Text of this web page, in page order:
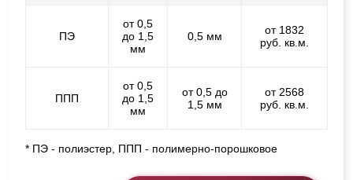
ПЭ
от 0,5
до 1,5
мм
0,5 мм
от 1832
руб. кв.м.
ППП
от 0,5
до 1,5
мм
от 0,5 до
1,5 мм
от 2568
руб. кв.м.
* ПЭ - полиэстер, ППП - полимерно-порошковое